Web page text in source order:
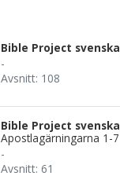
Bible Project svenska
-
Avsnitt: 108
Bible Project svenska
Apostlagärningarna 1-7
-
Avsnitt: 61